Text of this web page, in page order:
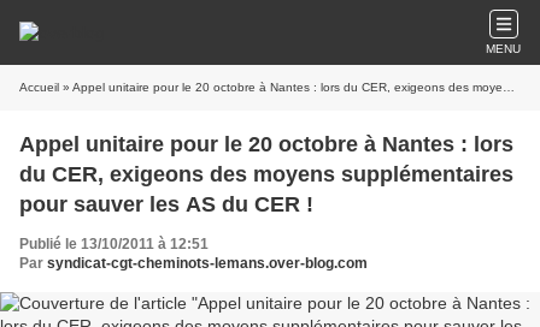
MENU
Accueil » Appel unitaire pour le 20 octobre à Nantes : lors du CER, exigeons des moyens supplémentaires pour sauver les AS du CER !
Appel unitaire pour le 20 octobre à Nantes : lors
du CER, exigeons des moyens supplémentaires
pour sauver les AS du CER !
Publié le 13/10/2011 à 12:51
Par syndicat-cgt-cheminots-lemans.over-blog.com